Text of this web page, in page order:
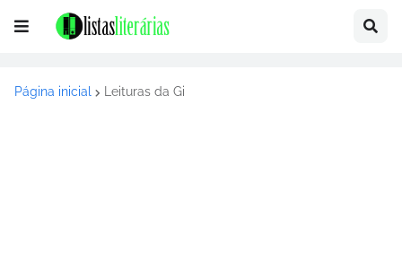
Página inicial Leituras da Gi